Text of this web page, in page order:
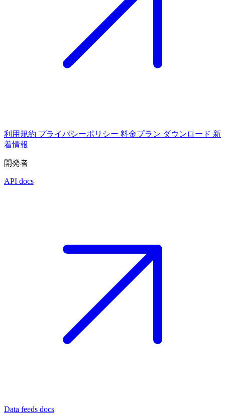
利用規約 プライバシーポリシー 料金プラン ダウンロード 新
着情報
開発者
API docs
Data feeds docs